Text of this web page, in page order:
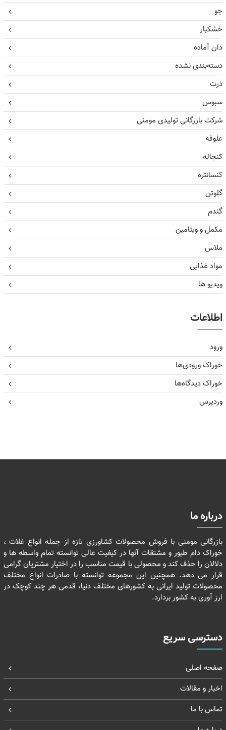
جو
خشکبار
دان آماده
دسته‌بندی نشده
ذرت
سبوس
شرکت بازرگانی تولیدی مومنی
علوفه
کنجاله
کنسانتره
گلوتن
گندم
مکمل و ویتامین
ملاس
مواد غذایی
ویدیو ها
اطلاعات
ورود
خوراک ورودی‌ها
خوراک دیدگاه‌ها
وردپرس
درباره ما
بازرگانی مومنی با فروش محصولات کشاورزی تازه از جمله انواع غلات ،
خوراک دام طیور و مشتقات آنها در کیفیت عالی توانسته تمام واسطه ها و
دلالان را حذف کند و محصولی با قیمت مناسب را در اختیار مشتریان گرامی
قرار می دهد. همچنین این مجموعه توانسته با صادرات انواع مختلف
محصولات تولید ایرانی به کشورهای مختلف دنیا، قدمی هر چند کوچک در
ارز آوری به کشور بردارد.
دسترسی سریع
صفحه اصلی
اخبار و مقالات
تماس با ما